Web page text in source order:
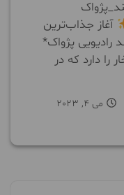
آغاز جذاب‌ترین
پژواک*
را دارد که در
می 4, 2023